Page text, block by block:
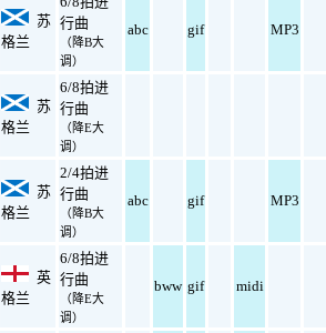
苏
格兰
行曲
（降B大
调）
abc gif MP3
苏
格兰
6/8拍进
行曲
（降E大
调）
苏
格兰
2/4拍进
行曲
（降B大
调）
abc gif MP3
英
格兰
6/8拍进
行曲
（降E大
调）
bww gif midi